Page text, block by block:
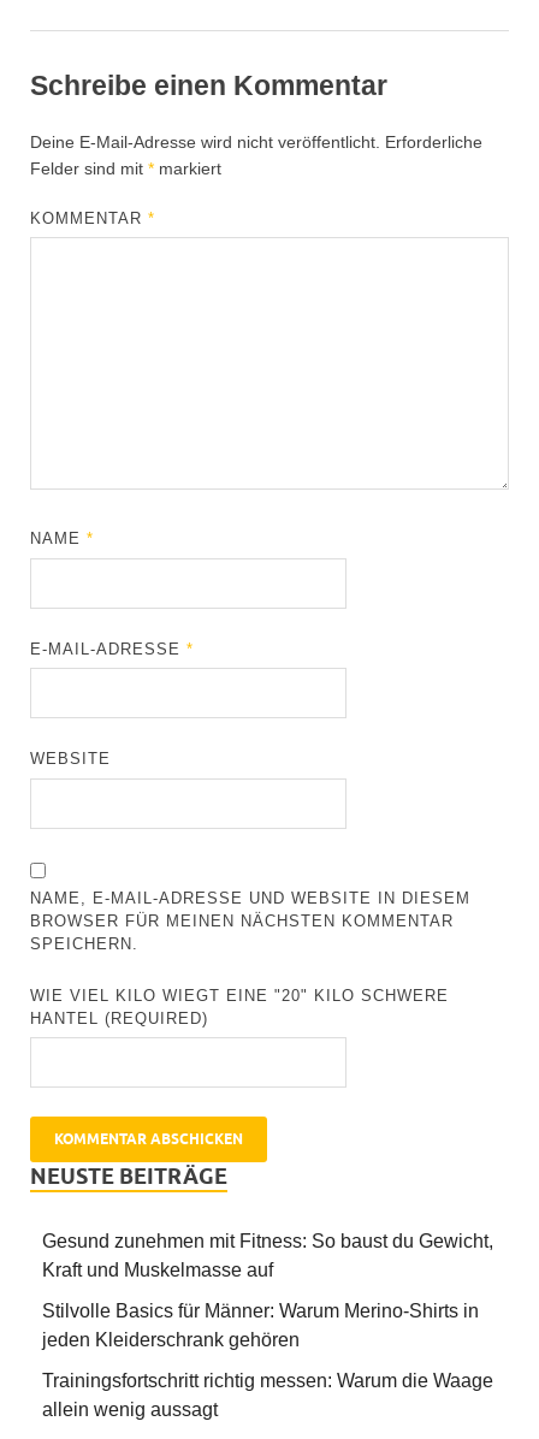
Schreibe einen Kommentar
Deine E-Mail-Adresse wird nicht veröffentlicht. Erforderliche
Felder sind mit * markiert
KOMMENTAR*
NAME*
E-MAIL-ADRESSE*
WEBSITE
NAME, E-MAIL-ADRESSE UND WEBSITE IN DIESEM
BROWSER FÜR MEINEN NÄCHSTEN KOMMENTAR
SPEICHERN.
WIE VIEL KILO WIEGT EINE "20" KILO SCHWERE
HANTEL (REQUIRED)
NEUSTE BEITRÄGE
Gesund zunehmen mit Fitness: So baust du Gewicht,
Kraft und Muskelmasse auf
Stilvolle Basics für Männer: Warum Merino-Shirts in
jeden Kleiderschrank gehören
Trainingsfortschritt richtig messen: Warum die Waage
allein wenig aussagt